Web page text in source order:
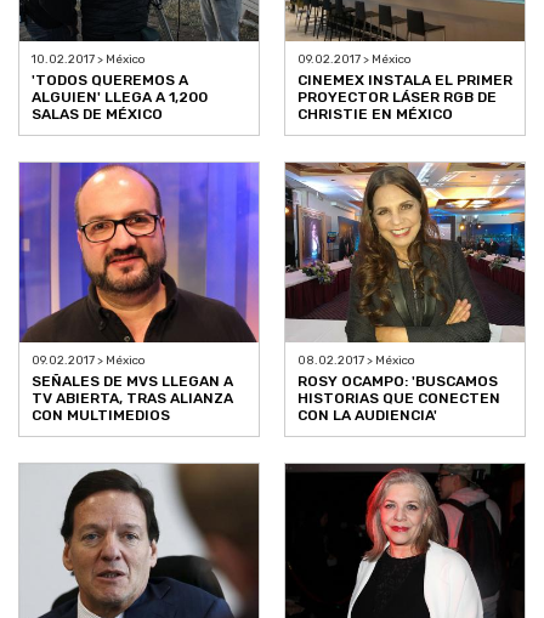
10.02.2017 > México
'TODOS QUEREMOS A
ALGUIEN' LLEGA A 1,200
SALAS DE MÉXICO
09.02.2017 > México
CINEMEX INSTALA EL PRIMER
PROYECTOR LÁSER RGB DE
CHRISTIE EN MÉXICO
09.02.2017 > México
SEÑALES DE MVS LLEGAN A
TV ABIERTA, TRAS ALIANZA
CON MULTIMEDIOS
08.02.2017 > México
ROSY OCAMPO: 'BUSCAMOS
HISTORIAS QUE CONECTEN
CON LA AUDIENCIA'